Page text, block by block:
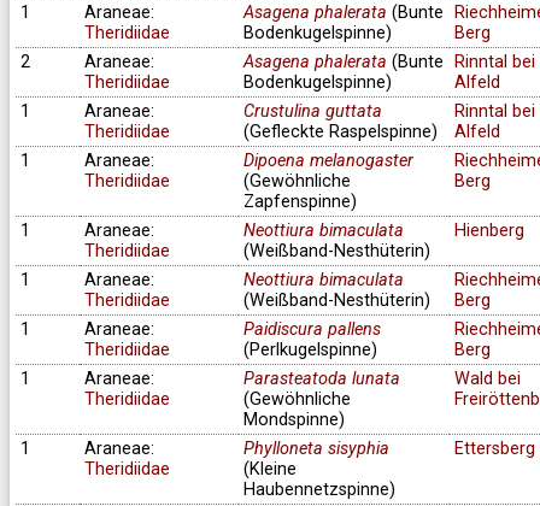
1
Araneae:
Theridiidae
Asagena phalerata (Bunte
Bodenkugelspinne)
Berg
2
Araneae:
Theridiidae
Asagena phalerata (Bunte
Bodenkugelspinne)
Rinntal bei
Alfeld
1
Araneae:
Theridiidae
Crustulina guttata
(Gefleckte Raspelspinne)
Rinntal bei
Alfeld
1
Araneae:
Theridiidae
Dipoena melanogaster
(Gewöhnliche
Zapfenspinne)
Berg
1
Araneae:
Theridiidae
Neottiura bimaculata
(Weißband-Nesthüterin)
Hienberg
1
Araneae:
Theridiidae
Neottiura bimaculata
(Weißband-Nesthüterin)
Berg
1
Araneae:
Theridiidae
Paidiscura pallens
(Perlkugelspinne)
Berg
1
Araneae:
Theridiidae
Parasteatoda lunata
(Gewöhnliche
Mondspinne)
Wald bei
1
Araneae:
Theridiidae
Phylloneta sisyphia
(Kleine
Haubennetzspinne)
Ettersberg